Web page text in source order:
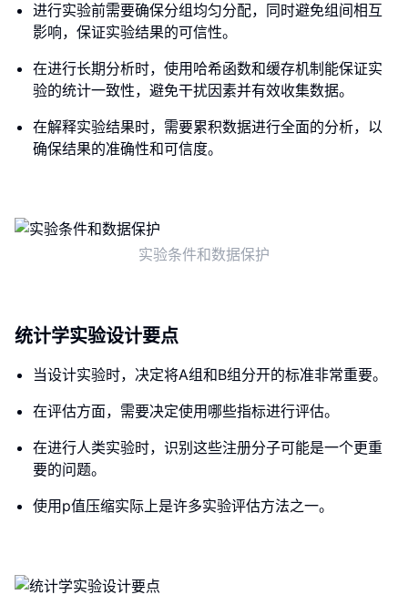
进行实验前需要确保分组均匀分配，同时避免组间相互
影响，保证实验结果的可信性。
在进行长期分析时，使用哈希函数和缓存机制能保证实
验的统计一致性，避免干扰因素并有效收集数据。
在解释实验结果时，需要累积数据进行全面的分析，以
确保结果的准确性和可信度。
实验条件和数据保护
统计学实验设计要点
当设计实验时，决定将A组和B组分开的标准非常重要。
在评估方面，需要决定使用哪些指标进行评估。
在进行人类实验时，识别这些注册分子可能是一个更重
要的问题。
使用p值压缩实际上是许多实验评估方法之一。